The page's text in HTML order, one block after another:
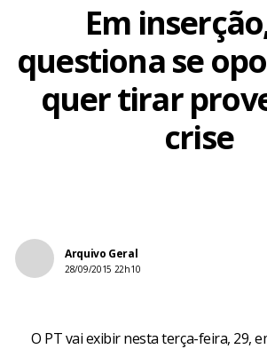
Em
questiona se
quer tirar
crise
Arquivo Geral
28/09/2015 22h10
O PT vai exibir nesta terça-feira, 29,